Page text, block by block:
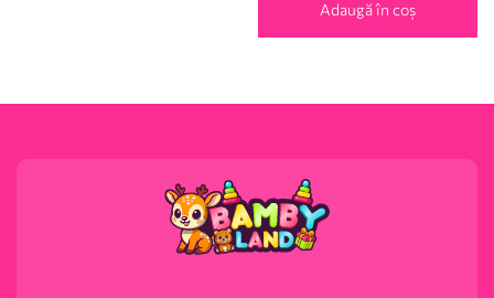
Adaugă în coș